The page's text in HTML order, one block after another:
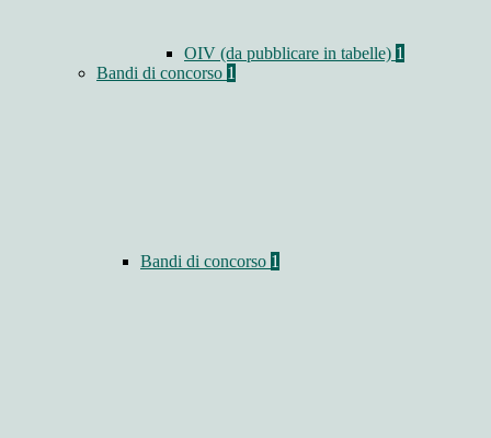
OIV (da pubblicare in tabelle) 1
Bandi di concorso 1
Bandi di concorso 1